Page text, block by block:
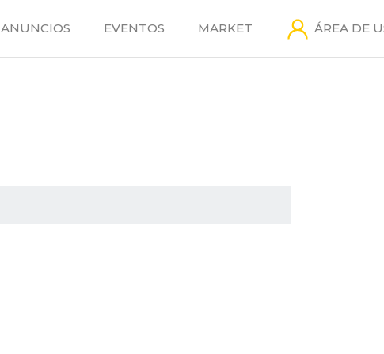
ANUNCIOS EVENTOS MARKET ÁREA DE